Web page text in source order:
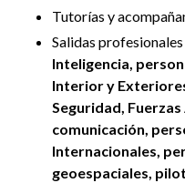
Tutorías y
Salidas
Inteligencia,
Interior y
Seguridad,
comunicación,
Internacionales,
geoespaciales,